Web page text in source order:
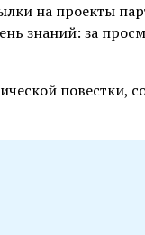
на проекты
знаний: за
повестки,